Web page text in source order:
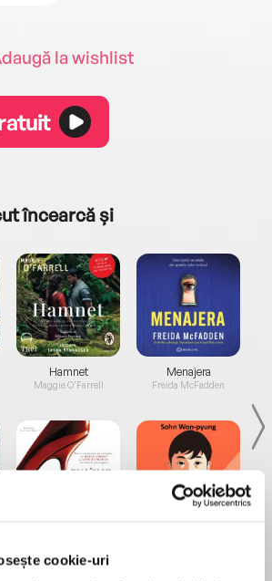
cookie-uri
la wishlist
încearcă și
Hamnet
Maggie O'Farrell
la...
Lauren Weisberger
Menajera
Freida McFadden